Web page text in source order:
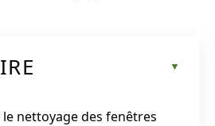
nettoyage des fenêtres